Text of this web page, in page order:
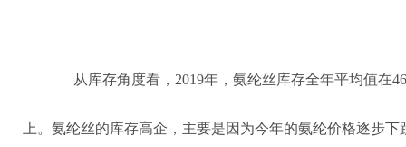
从库存角度看，2019年，氨纶丝库存全年平均值在
上。氨纶丝的库存高企，主要是因为今年的氨纶价格逐步